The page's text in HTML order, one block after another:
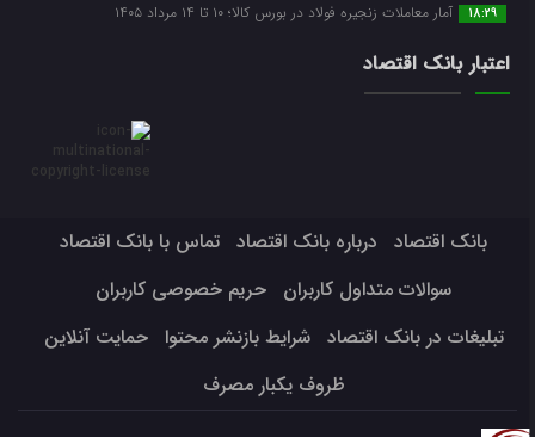
18:29 آمار معاملات زنجیره فولاد در بورس کالا؛ ۱۰ تا ۱۴ مرداد ۱۴۰۵
اعتبار بانک اقتصاد
بانک اقتصاد درباره بانک اقتصاد
تماس با بانک اقتصاد
سوالات متداول کاربران
حریم خصوصی کاربران
تبلیغات در بانک اقتصاد
شرایط بازنشر محتوا
حمایت آنلاین
ظروف یکبار مصرف